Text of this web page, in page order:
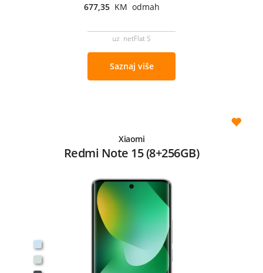
677,35 KM odmah
uz netFlat S
Saznaj više
Xiaomi
Redmi Note 15 (8+256GB)